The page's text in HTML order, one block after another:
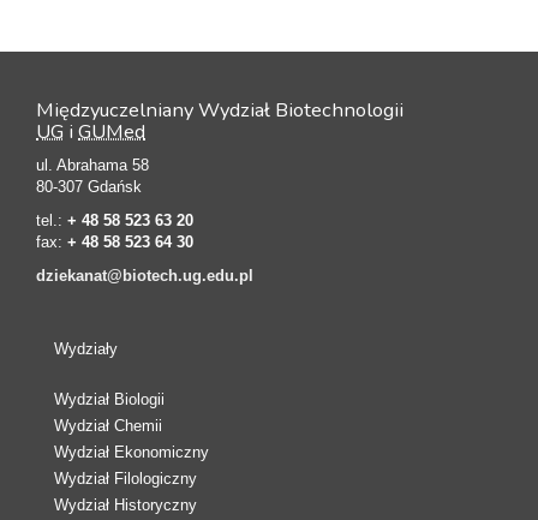
Międzyuczelniany Wydział Biotechnologii
UG i GUMed
ul. Abrahama 58
80-307 Gdańsk
tel.: + 48 58 523 63 20
fax: + 48 58 523 64 30
dziekanat@biotech.ug.edu.pl
Wydziały
Wydział Biologii
Wydział Chemii
Wydział Ekonomiczny
Wydział Filologiczny
Wydział Historyczny